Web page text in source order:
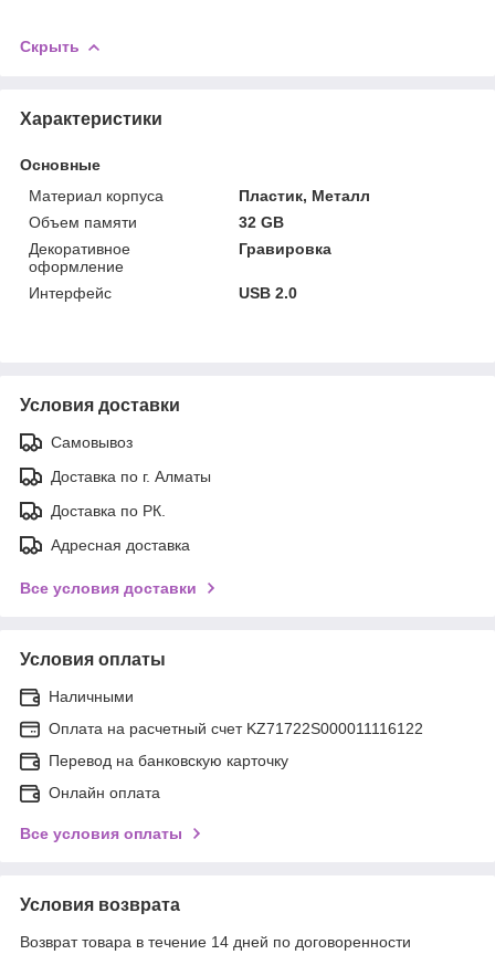
Скрыть
Характеристики
Основные
Материал корпуса
Пластик, Металл
Объем памяти
32 GB
Декоративное
оформление
Гравировка
Интерфейс USB 2.0
Условия доставки
Самовывоз
Доставка по г. Алматы
Доставка по РК.
Адресная доставка
Все условия доставки
Условия оплаты
Наличными
Оплата на расчетный счет KZ71722S000011116122
Перевод на банковскую карточку
Онлайн оплата
Все условия оплаты
Условия возврата
Возврат товара в течение 14 дней по договоренности